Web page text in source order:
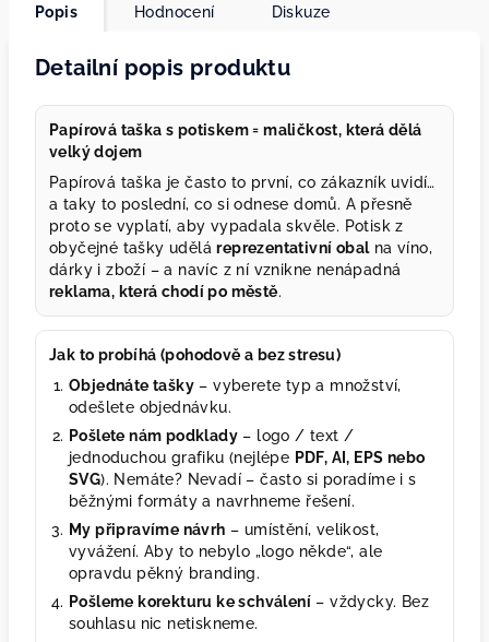
Popis Hodnocení Diskuze
Detailní popis produktu
Papírová taška s potiskem = maličkost, která dělá
velký dojem
Papírová taška je často to první, co zákazník uvidí…
a taky to poslední, co si odnese domů. A přesně
proto se vyplatí, aby vypadala skvěle. Potisk z
obyčejné tašky uděláreprezentativní obalna víno,
dárky i zboží – a navíc z ní vznikne nenápadná
reklama, která chodí po městě.
Jak to probíhá (pohodově a bez stresu)
Objednáte tašky – vyberete typ a množství,
odešlete objednávku.
Pošlete nám podklady – logo / text /
jednoduchou grafiku (nejlépe PDF, AI, EPS nebo
SVG). Nemáte? Nevadí – často si poradíme i s
běžnými formáty a navrhneme řešení.
My připravíme návrh – umístění, velikost,
vyvážení. Aby to nebylo „logo někde“, ale
opravdu pěkný branding.
Pošleme korekturu ke schválení – vždycky. Bez
souhlasu nic netiskneme.